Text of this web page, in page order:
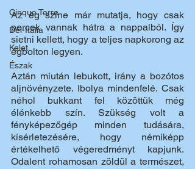
Cinque Terre
Dél-Itália
Kelet
Észak
Az ég színe már mutatja, hogy csak
percek vannak hátra a nappalból. Így
sietni kellett, hogy a teljes napkorong az
égbolton legyen.
Aztán miután lebukott, irány a bozótos
aljnövényzete. Ibolya mindenfelé. Csak
néhol bukkant fel közöttük még
élénkebb szín. Szükség volt a
fényképezőgép minden tudására,
kísérletezésére, hogy némiképp
értékelhető végeredményt kapjunk.
Odalent rohamosan zöldül a természet,